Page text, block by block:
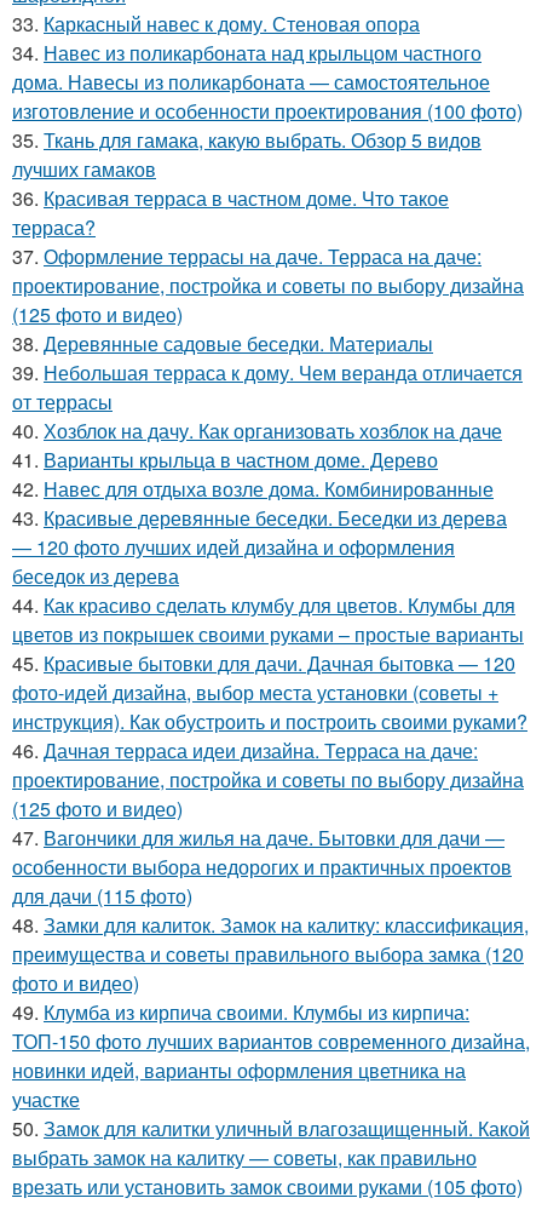
33. Каркасный навес к дому. Стеновая опора
34. Навес из поликарбоната над крыльцом частного
дома. Навесы из поликарбоната — самостоятельное
изготовление и особенности проектирования (100 фото)
35. Ткань для гамака, какую выбрать. Обзор 5 видов
лучших гамаков
36. Красивая терраса в частном доме. Что такое
терраса?
37. Оформление террасы на даче. Терраса на даче:
проектирование, постройка и советы по выбору дизайна
(125 фото и видео)
38. Деревянные садовые беседки. Материалы
39. Небольшая терраса к дому. Чем веранда отличается
от террасы
40. Хозблок на дачу. Как организовать хозблок на даче
41. Варианты крыльца в частном доме. Дерево
42. Навес для отдыха возле дома. Комбинированные
43. Красивые деревянные беседки. Беседки из дерева
— 120 фото лучших идей дизайна и оформления
беседок из дерева
44. Как красиво сделать клумбу для цветов. Клумбы для
цветов из покрышек своими руками – простые варианты
45. Красивые бытовки для дачи. Дачная бытовка — 120
фото-идей дизайна, выбор места установки (советы +
инструкция). Как обустроить и построить своими руками?
46. Дачная терраса идеи дизайна. Терраса на даче:
проектирование, постройка и советы по выбору дизайна
(125 фото и видео)
47. Вагончики для жилья на даче. Бытовки для дачи —
особенности выбора недорогих и практичных проектов
для дачи (115 фото)
48. Замки для калиток. Замок на калитку: классификация,
преимущества и советы правильного выбора замка (120
фото и видео)
49. Клумба из кирпича своими. Клумбы из кирпича:
ТОП-150 фото лучших вариантов современного дизайна,
новинки идей, варианты оформления цветника на
участке
50. Замок для калитки уличный влагозащищенный. Какой
выбрать замок на калитку — советы, как правильно
врезать или установить замок своими руками (105 фото)